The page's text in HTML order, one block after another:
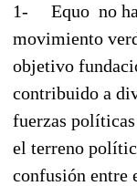
1- Equo no ha
movimiento
objetivo
contribuido a
fuerzas políticas
el terreno
confusión entre